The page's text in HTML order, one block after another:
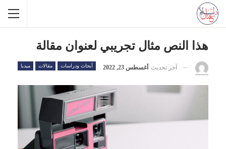
هذا النص مثال تجريبي لعنوان مقالة
أبحاث ودراسات مقالات ميديا آخر تحديث أغسطس 23, 2022